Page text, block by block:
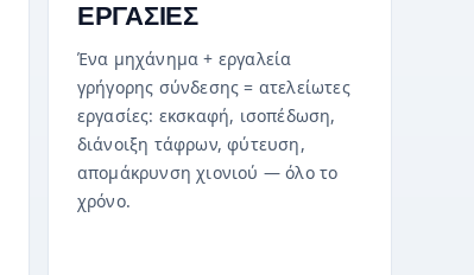
ΕΡΓΑΣΙΕΣ
Ένα μηχάνημα + εργαλεία
γρήγορης σύνδεσης = ατελείωτες
εργασίες: εκσκαφή, ισοπέδωση,
διάνοιξη τάφρων, φύτευση,
απομάκρυνση χιονιού — όλο το
χρόνο.